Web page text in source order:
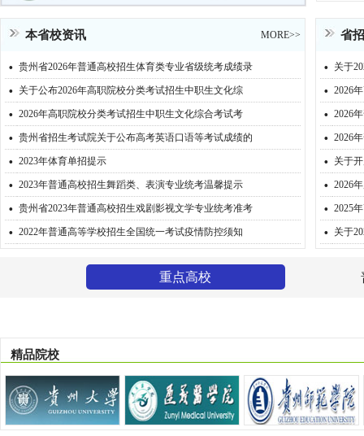
本省校资讯 MORE>>
· 贵州省2026年普通高校招生体育类专业省级统考成绩录
· 关于公布2026年高职院校分类考试招生中职生文化综
· 2026年高职院校分类考试招生中职生文化综合考试考
· 贵州省招生考试院关于公布高考英语口语等考试成绩的
· 2023年体育单招提示
· 2023年普通高校招生舞蹈类、表演专业统考温馨提示
· 贵州省2023年普通高校招生戏剧影视文学专业统考准考
· 2022年普通高等学校招生全国统一考试疫情防控须知
省
· 关于
· 2026
· 2026
· 2026
· 关于
· 2026
· 2025
· 关于
重点高校
精品院校